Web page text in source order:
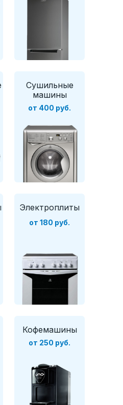
от 400 руб.
Сушильные
машины
от 180 руб.
Электроплиты
от 250 руб.
Кофемашины